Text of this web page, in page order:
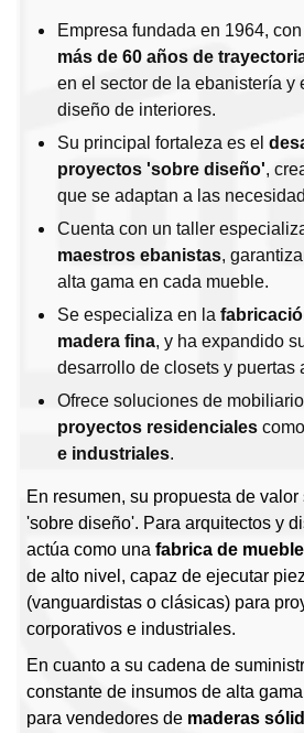
Empresa fundada en 1964, con
más de 60 años de
en el sector de la ebanistería y
diseño de interiores.
Su principal fortaleza es el
proyectos 'sobre diseño',
que se adaptan a las
Cuenta con un taller
maestros ebanistas,
alta gama en cada mueble.
Se especializa en la
madera fina, y ha expandido
desarrollo de closets y puertas
Ofrece soluciones de
proyectos residenciales
e industriales.
En resumen, su propuesta de
'sobre diseño'. Para arquitectos y
actúa como una fabrica de
de alto nivel, capaz de ejecutar
(vanguardistas o clásicas) para
corporativos e industriales.
En cuanto a su cadena de
constante de insumos de alta
para vendedores de maderas